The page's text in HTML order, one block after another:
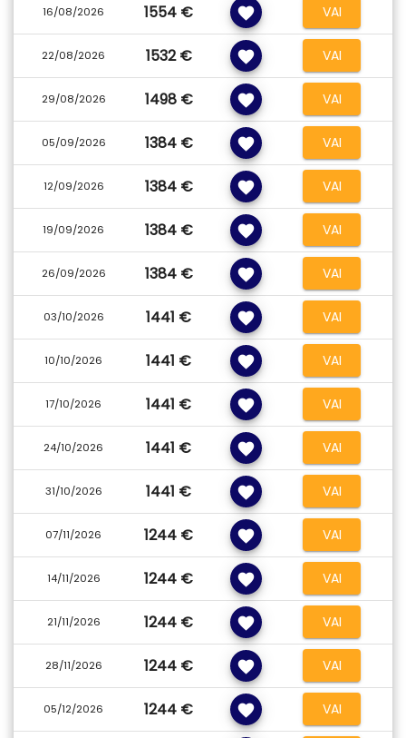
16/08/2026 1554 € favorite VAI
22/08/2026 1532 € favorite VAI
29/08/2026 1498 € favorite VAI
05/09/2026 1384 € favorite VAI
12/09/2026 1384 € favorite VAI
19/09/2026 1384 € favorite VAI
26/09/2026 1384 € favorite VAI
03/10/2026 1441 € favorite VAI
10/10/2026 1441 € favorite VAI
17/10/2026 1441 € favorite VAI
24/10/2026 1441 € favorite VAI
31/10/2026 1441 € favorite VAI
07/11/2026 1244 € favorite VAI
14/11/2026 1244 € favorite VAI
21/11/2026 1244 € favorite VAI
28/11/2026 1244 € favorite VAI
05/12/2026 1244 € favorite VAI